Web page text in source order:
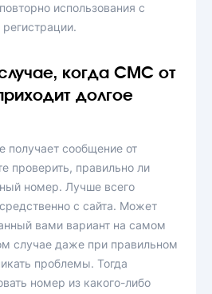
использования с
когда СМС от
долгое
получает сообщение от
проверить, правильно ли
номер. Лучше всего
с сайта. Может
вами вариант на самом
случае даже при правильном
проблемы. Тогда
номер из какого-либо